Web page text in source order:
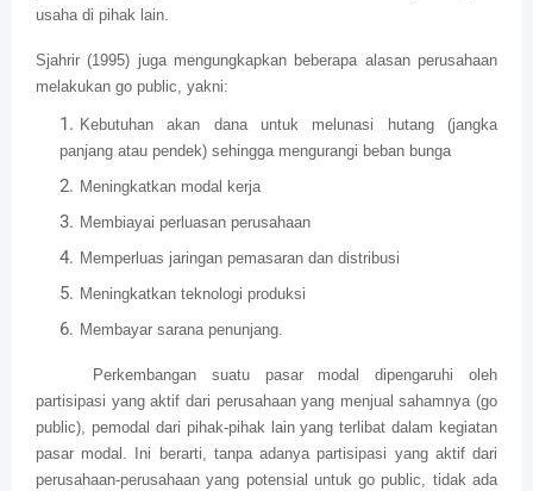
usaha di pihak lain.
Sjahrir (1995) juga mengungkapkan beberapa alasan perusahaan
melakukan go public, yakni:
Kebutuhan akan dana untuk melunasi hutang (jangka
panjang atau pendek) sehingga mengurangi beban bunga
Meningkatkan modal kerja
Membiayai perluasan perusahaan
Memperluas jaringan pemasaran dan distribusi
Meningkatkan teknologi produksi
Membayar sarana penunjang.
Perkembangan suatu pasar modal dipengaruhi oleh
partisipasi yang aktif dari perusahaan yang menjual sahamnya (go
public), pemodal dari pihak-pihak lain yang terlibat dalam kegiatan
pasar modal. Ini berarti, tanpa adanya partisipasi yang aktif dari
perusahaan-perusahaan yang potensial untuk go public, tidak ada